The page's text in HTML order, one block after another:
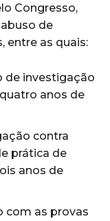
Congresso,
de
entre as quais:
de investigação
anos de
contra
prática de
anos de
com as provas